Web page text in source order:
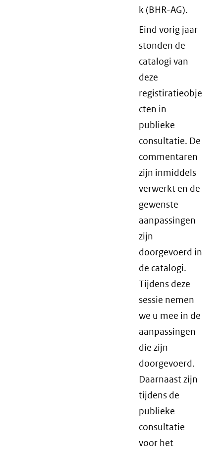
k (BHR-AG).
Eind vorig jaar
stonden de
catalogi van
deze
registiratieobje
cten in
publieke
consultatie. De
commentaren
zijn inmiddels
verwerkt en de
gewenste
aanpassingen
zijn
doorgevoerd in
de catalogi.
Tijdens deze
sessie nemen
we u mee in de
aanpassingen
die zijn
doorgevoerd.
Daarnaast zijn
tijdens de
publieke
consultatie
voor het